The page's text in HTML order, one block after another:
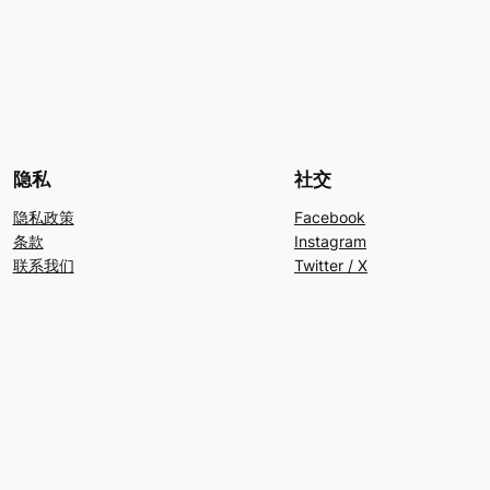
隐私
隐私政策
条款
联系我们
社交
Facebook
Instagram
Twitter / X